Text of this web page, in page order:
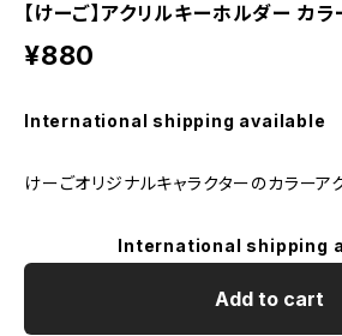
【けーご】アクリルキーホルダー カラ
¥880
International shipping available
けーごオリジナルキャラクターのカラーア
International shipping
Add to cart